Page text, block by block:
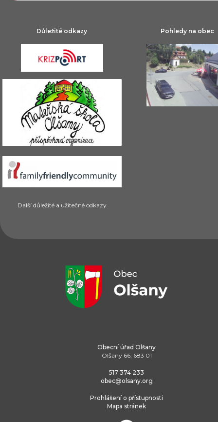
Důležité odkazy
Další důležité a užitečné odkazy
Pohledy na obec
Obecní úřad Olšany
Olšany 66, 683 01
517 374 233
obec@olsany.org
Prohlášení o přístupnosti
Mapa stránek